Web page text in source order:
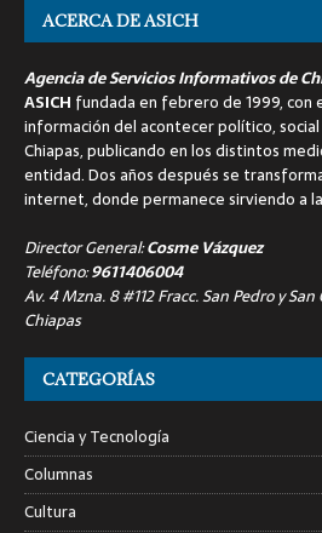
ACERCA DE ASICH
Agencia de Servicios Informativos de
ASICH fundada en febrero de 1999, con
información del acontecer político,
Chiapas, publicando en los distintos
entidad. Dos años después se
internet, donde permanece sirviendo a
Director General:Cosme Vázquez
Teléfono:9611406004
Av. 4 Mzna. 8 #112 Fracc. San Pedro y
Chiapas
CATEGORÍAS
Ciencia y Tecnología
Columnas
Cultura